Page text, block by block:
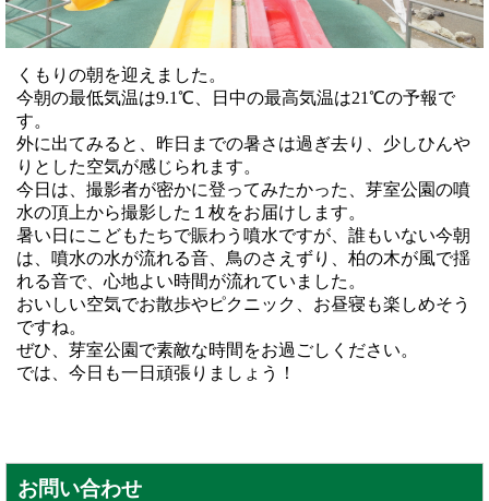
くもりの朝を迎えました。
今朝の最低気温は9.1℃、日中の最高気温は21℃の予報で
す。
外に出てみると、昨日までの暑さは過ぎ去り、少しひんや
りとした空気が感じられます。
今日は、撮影者が密かに登ってみたかった、芽室公園の噴
水の頂上から撮影した１枚をお届けします。
暑い日にこどもたちで賑わう噴水ですが、誰もいない今朝
は、噴水の水が流れる音、鳥のさえずり、柏の木が風で揺
れる音で、心地よい時間が流れていました。
おいしい空気でお散歩やピクニック、お昼寝も楽しめそう
ですね。
ぜひ、芽室公園で素敵な時間をお過ごしください。
では、今日も一日頑張りましょう！
お問い合わせ